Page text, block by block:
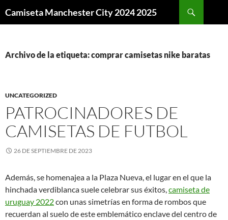
Camiseta Manchester City 2024 2025
Archivo de la etiqueta: comprar camisetas nike baratas
UNCATEGORIZED
PATROCINADORES DE
CAMISETAS DE FUTBOL
26 DE SEPTIEMBRE DE 2023
Además, se homenajea a la Plaza Nueva, el lugar en el que la
hinchada verdiblanca suele celebrar sus éxitos,camiseta de
uruguay 2022con unas simetrías en forma de rombos que
recuerdan al suelo de este emblemático enclave del centro de